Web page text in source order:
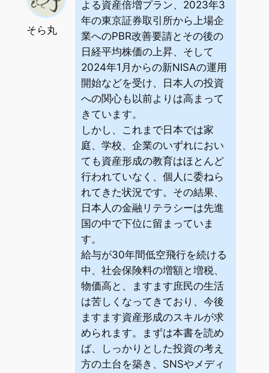
そら丸
よる資産倍増プラン、2023年3
年の東京証券取引所から上場企
業へのPBR改善要請とその後の
日経平均株価の上昇、そして
2024年1月からの新NISAの運用
開始などを受け、日本人の投資
への関心も以前よりは高まって
きています。
しかし、これまで日本では家
庭、学校、企業のいずれにおい
ても資産形成の教育はほとんど
行われていなく、個人に委ねら
れてきた状況です。その結果、
日本人の金融リテラシーは先進
国の中で下位に留まっていま
す。
給与が30年間低空飛行を続ける
中、社会保険料の増額と増税、
物価高と、ますます庶民の生活
は苦しくなってきており、今後
ますます資産形成のスキルが求
められます。まずは本書を読め
ば、しっかりとした投資の考え
方の土台を築き、SNSやメディ